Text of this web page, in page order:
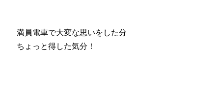
満員電車で大変な思いをした分
ちょっと得した気分！